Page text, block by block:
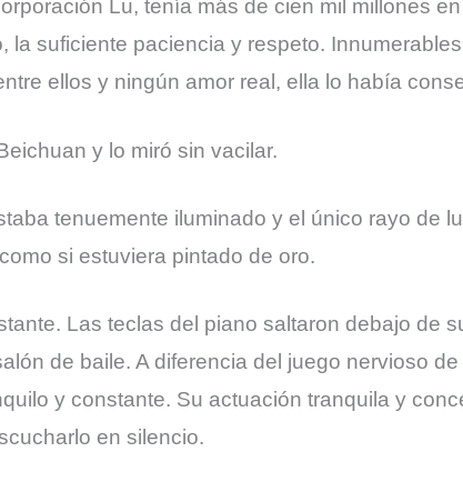
Lu, tenía más de cien mil millones
la suficiente paciencia y respeto.
ellos y ningún amor real, ella lo había
y lo miró sin vacilar.
tenuemente iluminado y el único rayo de
si estuviera pintado de oro.
Las teclas del piano saltaron debajo de
de baile. A diferencia del juego nervioso
y constante. Su actuación tranquila y
en silencio.